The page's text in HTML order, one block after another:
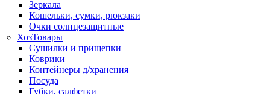
Зеркала
Кошельки, сумки, рюкзаки
Очки солнцезащитные
ХозТовары
Сушилки и прищепки
Коврики
Контейнеры д/хранения
Посуда
Губки, салфетки